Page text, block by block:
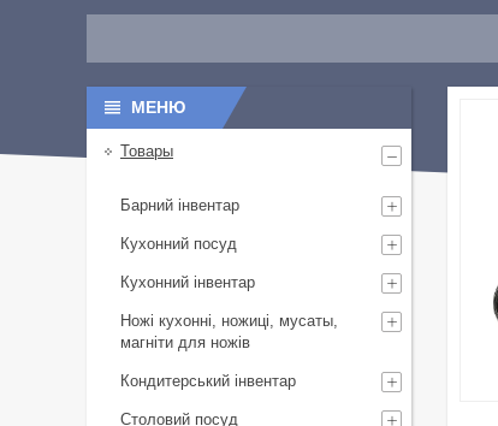
Товары
Барний інвентар
Кухонний посуд
Кухонний інвентар
Ножі кухонні, ножиці, мусаты,
магніти для ножів
Кондитерський інвентар
Столовий посуд